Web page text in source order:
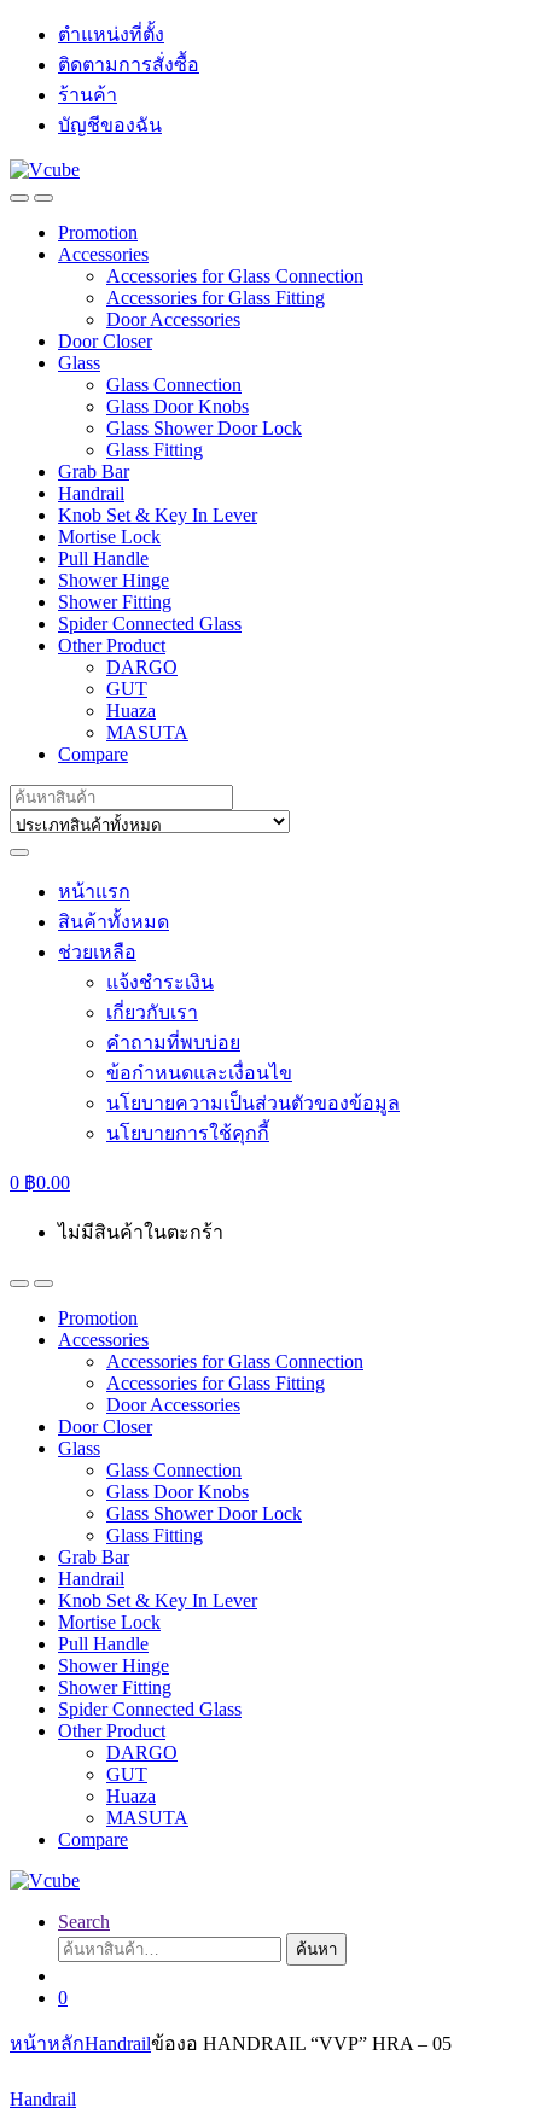
ตำแหน่งที่ตั้ง
ติดตามการสั่งซื้อ
ร้านค้า
บัญชีของฉัน
Promotion
Accessories
Accessories for Glass Connection
Accessories for Glass Fitting
Door Accessories
Door Closer
Glass
Glass Connection
Glass Door Knobs
Glass Shower Door Lock
Glass Fitting
Grab Bar
Handrail
Knob Set & Key In Lever
Mortise Lock
Pull Handle
Shower Hinge
Shower Fitting
Spider Connected Glass
Other Product
DARGO
GUT
Huaza
MASUTA
Compare
Search
for:
หน้าแรก
สินค้าทั้งหมด
ช่วยเหลือ
แจ้งชำระเงิน
เกี่ยวกับเรา
คำถามที่พบบ่อย
ข้อกำหนดและเงื่อนไข
นโยบายความเป็นส่วนตัวของข้อมูล
นโยบายการใช้คุกกี้
0 ฿0.00
ไม่มีสินค้าในตะกร้า
Promotion
Accessories
Accessories for Glass Connection
Accessories for Glass Fitting
Door Accessories
Door Closer
Glass
Glass Connection
Glass Door Knobs
Glass Shower Door Lock
Glass Fitting
Grab Bar
Handrail
Knob Set & Key In Lever
Mortise Lock
Pull Handle
Shower Hinge
Shower Fitting
Spider Connected Glass
Other Product
DARGO
GUT
Huaza
MASUTA
Compare
Search
ค้นหา:
ค้นหา
0
หน้าหลักHandrailข้องอ HANDRAIL “VVP” HRA – 05
Handrail